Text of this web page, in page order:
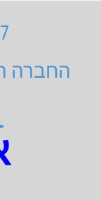
החברה